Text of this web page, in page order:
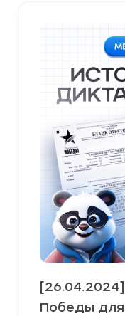
Победы для